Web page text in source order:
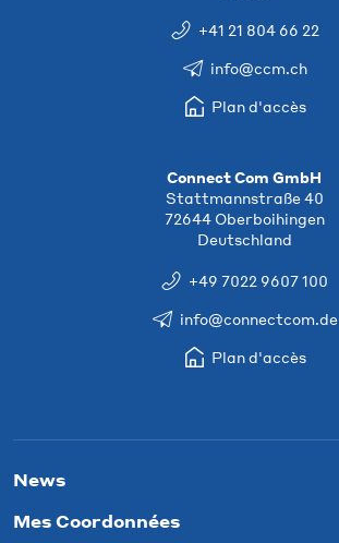
+41 21 804 66 22
info@ccm.ch
Plan d'accès
Connect Com GmbH
Stattmannstraße 40
72644 Oberboihingen
Deutschland
+49 7022 9607 100
info@connectcom.de
Plan d'accès
News
Mes Coordonnées